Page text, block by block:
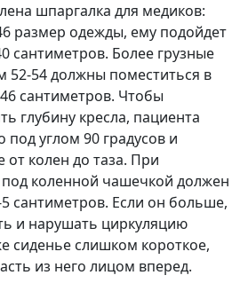
шпаргалка для медиков:
размер одежды, ему подойдет
сантиметров. Более грузные
52-54 должны поместиться в
сантиметров. Чтобы
глубину кресла, пациента
под углом 90 градусов и
от колен до таза. При
коленной чашечкой должен
5 сантиметров. Если он больше,
и нарушать циркуляцию
сиденье слишком короткое,
из него лицом вперед.